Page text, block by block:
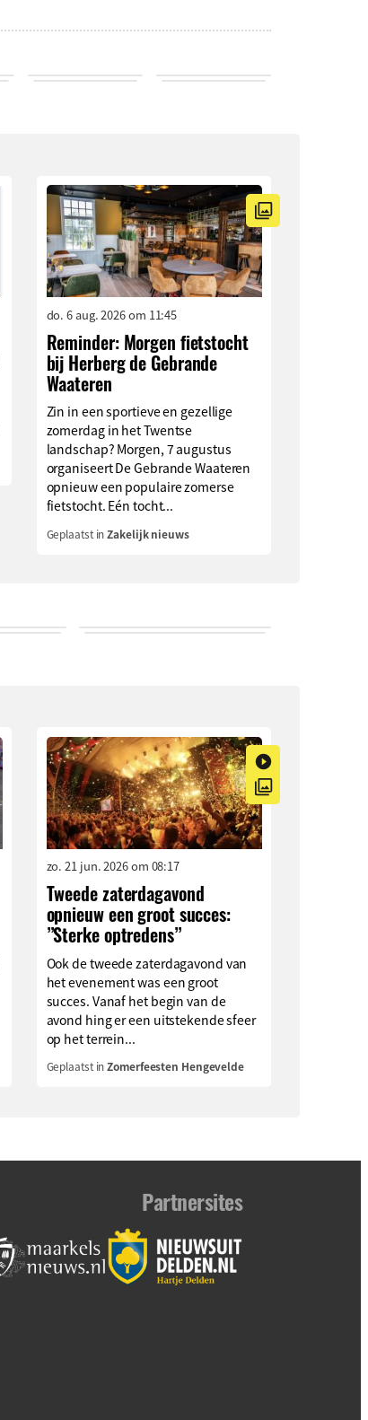
do. 6 aug. 2026 om 11:45
Reminder: Morgen fietstocht
bij Herberg de Gebrande
Waateren
Zin in een sportieve en gezellige
zomerdag in het Twentse
landschap? Morgen, 7 augustus
organiseert De Gebrande Waateren
opnieuw een populaire zomerse
fietstocht. Eén tocht...
Geplaatst inZakelijk nieuws
zo. 21 jun. 2026 om 08:17
Tweede zaterdagavond
opnieuw een groot succes:
”Sterke optredens”
Ook de tweede zaterdagavond van
het evenement was een groot
succes. Vanaf het begin van de
avond hing er een uitstekende sfeer
op het terrein...
Geplaatst inZomerfeesten Hengevelde
Partnersites